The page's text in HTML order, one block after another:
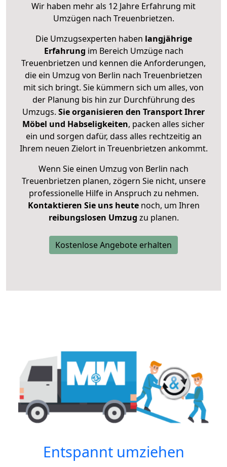
Wir haben mehr als 12 Jahre Erfahrung mit
Umzügen nach Treuenbrietzen.
Die Umzugsexperten haben langjährige
Erfahrung im Bereich Umzüge nach
Treuenbrietzen und kennen die Anforderungen,
die ein Umzug von Berlin nach Treuenbrietzen
mit sich bringt. Sie kümmern sich um alles, von
der Planung bis hin zur Durchführung des
Umzugs. Sie organisieren den Transport Ihrer
Möbel und Habseligkeiten, packen alles sicher
ein und sorgen dafür, dass alles rechtzeitig an
Ihrem neuen Zielort in Treuenbrietzen ankommt.
Wenn Sie einen Umzug von Berlin nach
Treuenbrietzen planen, zögern Sie nicht, unsere
professionelle Hilfe in Anspruch zu nehmen.
Kontaktieren Sie uns heutenoch, um Ihren
reibungslosen Umzug zu planen.
Kostenlose Angebote erhalten
Entspannt umziehen